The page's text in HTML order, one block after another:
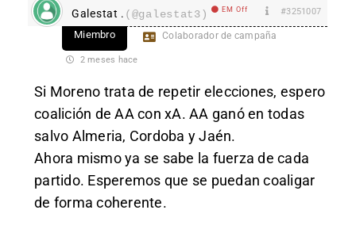
Galestat . (@galestat3) EM Off #3251007
Miembro Colaborador de campaña
2 meses hace
Si Moreno trata de repetir elecciones, espero
coalición de AA con xA. AA ganó en todas
salvo Almeria, Cordoba y Jaén.
Ahora mismo ya se sabe la fuerza de cada
partido. Esperemos que se puedan coaligar
de forma coherente.